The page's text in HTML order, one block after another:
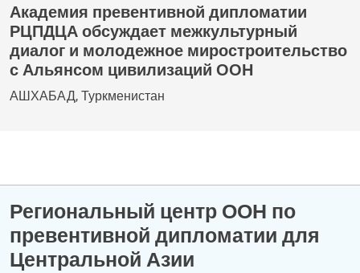
Академия превентивной дипломатии
РЦПДЦА обсуждает межкультурный
диалог и молодежное миростроительство
с Альянсом цивилизаций ООН
АШХАБАД, Туркменистан
Региональный центр ООН по
превентивной дипломатии для
Центральной Азии